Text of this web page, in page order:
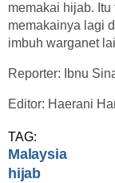
memakai hijab.
memakainya lagi
imbuh warganet
Reporter: Ibnu
Editor: Haerani
TAG:
Malaysia
hijab